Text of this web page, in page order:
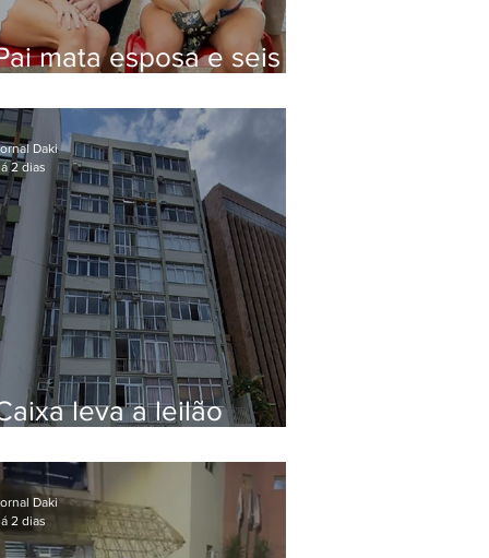
mata esposa e seis
leva a leilão
em Botafogo
Daki
2 dias
Daki
2 dias